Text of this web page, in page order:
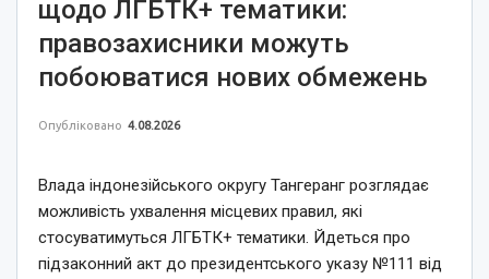
щодо ЛГБТК+ тематики:
правозахисники можуть
побоюватися нових обмежень
Опубліковано 4.08.2026
Влада індонезійського округу Тангеранг розглядає
можливість ухвалення місцевих правил, які
стосуватимуться ЛГБТК+ тематики. Йдеться про
підзаконний акт до президентського указу №111 від